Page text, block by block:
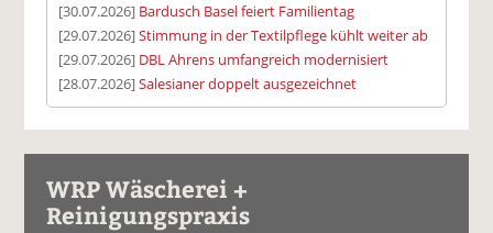
[30.07.2026] Bardusch Basel feiert Familientag
[29.07.2026]Stimmung in der Textilpflege kühlt weiter ab
[29.07.2026] DBL Ahrens umfangreich modernisiert
[28.07.2026]Salesianer doppelt ausgezeichnet
WRP Wäscherei +
Reinigungspraxis